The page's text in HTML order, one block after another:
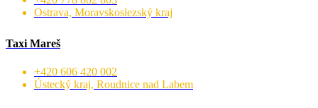
Ostrava, Moravskoslezský kraj
Taxi Mareš
+420 606 420 002
Ústecký kraj, Roudnice nad Labem